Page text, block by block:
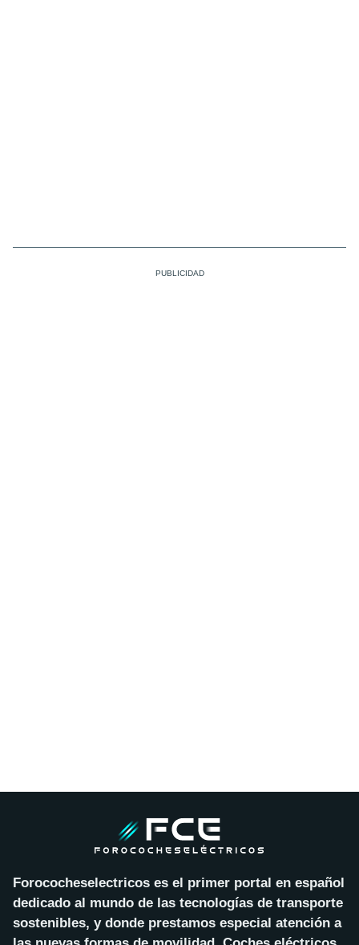
Forococheselectricos es el primer portal en español
dedicado al mundo de las tecnologías de transporte
sostenibles, y donde prestamos especial atención a